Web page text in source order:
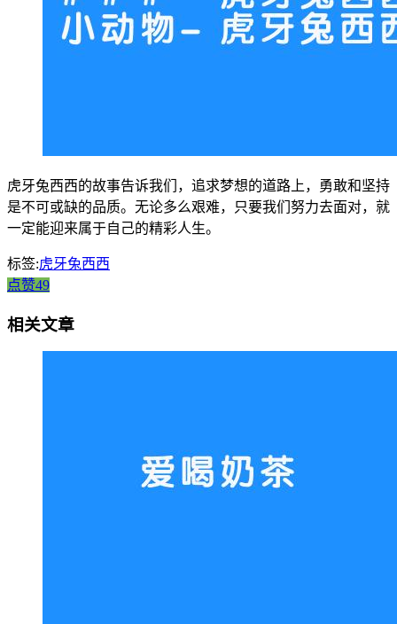
虎牙兔西西的故事告诉我们，追求梦想的道路上，勇敢和坚持
是不可或缺的品质。无论多么艰难，只要我们努力去面对，就
一定能迎来属于自己的精彩人生。
标签:虎牙兔西西
点赞49
相关文章